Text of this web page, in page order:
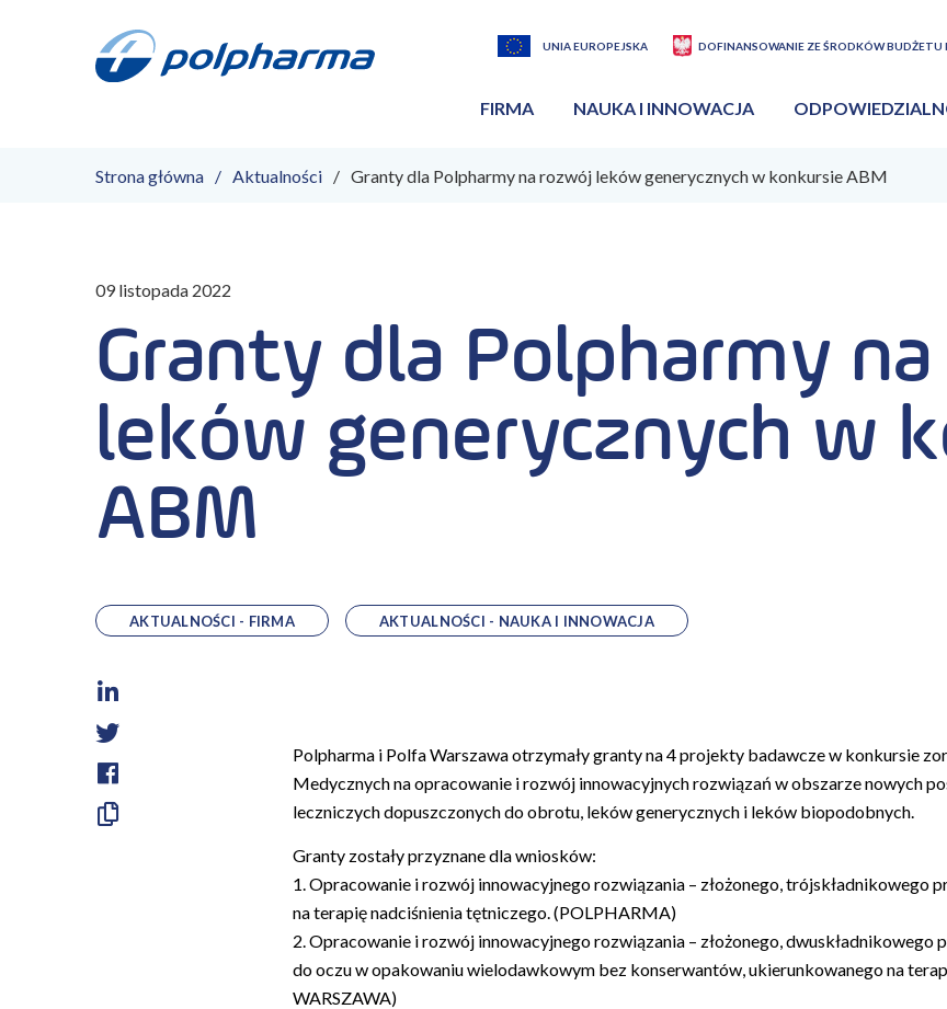
UNIA EUROPEJSKA DOFINANSOWANIE ZE ŚRODKÓW BUDŻETU
FIRMA NAUKA I INNOWACJA
Strona główna Aktualności Granty dla Polpharmy na rozwój leków generycznych w konkursie ABM
09 listopada 2022
Granty dla Polpharmy
leków generycznych w
ABM
AKTUALNOŚCI - FIRMA AKTUALNOŚCI - NAUKA I INNOWACJA
Skopiuj
Polpharma i Polfa Warszawa otrzymały granty na 4 projekty badawcze w konkursie
Medycznych na opracowanie i rozwój innowacyjnych rozwiązań w obszarze nowych
leczniczych dopuszczonych do obrotu, leków generycznych i leków biopodobnych.
Granty zostały przyznane dla wniosków:
1. Opracowanie i rozwój innowacyjnego rozwiązania – złożonego, trójskładnikowego
na terapię nadciśnienia tętniczego. (POLPHARMA)
2. Opracowanie i rozwój innowacyjnego rozwiązania – złożonego,
do oczu w opakowaniu wielodawkowym bez konserwantów, ukierunkowanego na
WARSZAWA)